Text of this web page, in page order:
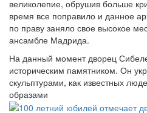
великолепие, обрушив больше
время все поправило и данное
по праву заняло свое высокое
ансамбле Мадрида.
На данный момент дворец
историческим памятником. Он
скульптурами, как известных
образами